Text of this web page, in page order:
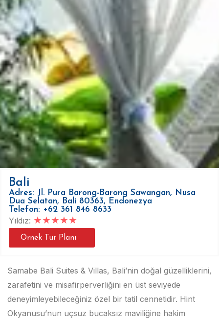
Bali
Adres: Jl. Pura Barong-Barong Sawangan, Nusa
Dua Selatan, Bali 80363, Endonezya
Telefon: +62 361 846 8633
Yıldız: ★★★★★
Örnek Tur Planı
Samabe Bali Suites & Villas, Bali’nin doğal güzelliklerini,
zarafetini ve misafirperverliğini en üst seviyede
deneyimleyebileceğiniz özel bir tatil cennetidir. Hint
Okyanusu’nun uçsuz bucaksız maviliğine hakim